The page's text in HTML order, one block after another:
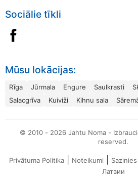
Sociālie tīkli
Mūsu lokācijas:
Rīga Jūrmala Engure Saulkrasti
Salacgrīva
Kuiviži Kihnu sala
© 2010 - 2026 Jahtu Noma -
reserved.
Privātuma Politika Noteikumi
Латвии